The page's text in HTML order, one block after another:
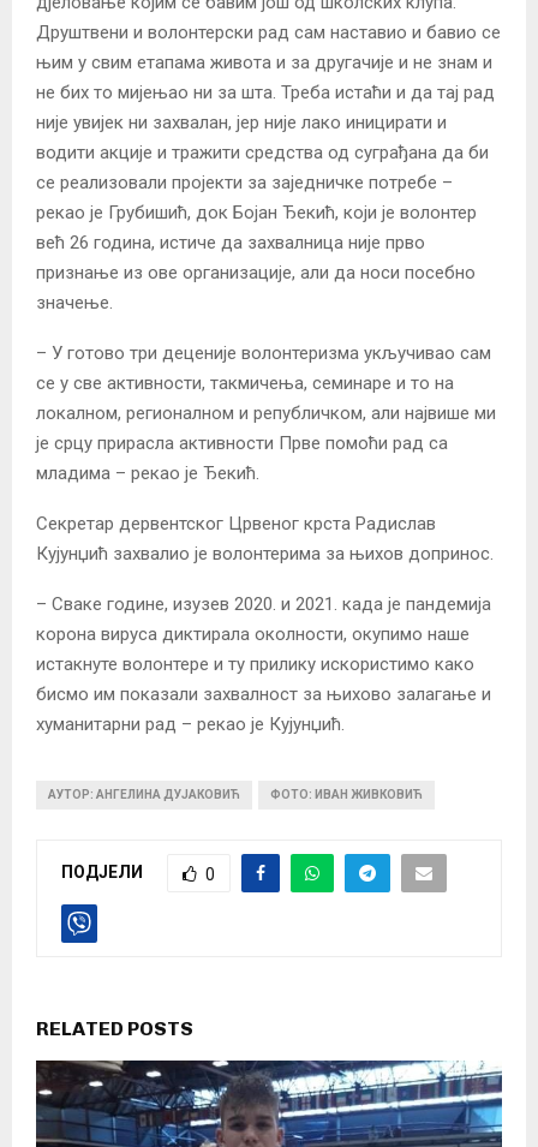
Друштвени и волонтерски рад сам наставио и бавио се
њим у свим етапама живота и за другачије и не знам и
не бих то мијењао ни за шта. Треба истаћи и да тај рад
није увијек ни захвалан, јер није лако иницирати и
водити акције и тражити средства од суграђана да би
се реализовали пројекти за заједничке потребе –
рекао је Грубишић, док Бојан Ђекић, који је волонтер
већ 26 година, истиче да захвалница није прво
признање из ове организације, али да носи посебно
значење.
– У готово три деценије волонтеризма укључивао сам
се у све активности, такмичења, семинаре и то на
локалном, регионалном и републичком, али највише ми
је срцу прирасла активности Прве помоћи рад са
младима – рекао је Ђекић.
Секретар дервентског Црвеног крста Радислав
Кујунџић захвалио је волонтерима за њихов допринос.
– Сваке године, изузев 2020. и 2021. када је пандемија
корона вируса диктирала околности, окупимо наше
истакнуте волонтере и ту прилику искористимо како
бисмо им показали захвалност за њихово залагање и
хуманитарни рад – рекао је Кујунџић.
АУТОР: АНГЕЛИНА ДУЈАКОВИЋ ФОТО: ИВАН ЖИВКОВИЋ
ПОДЈЕЛИ 0
RELATED POSTS